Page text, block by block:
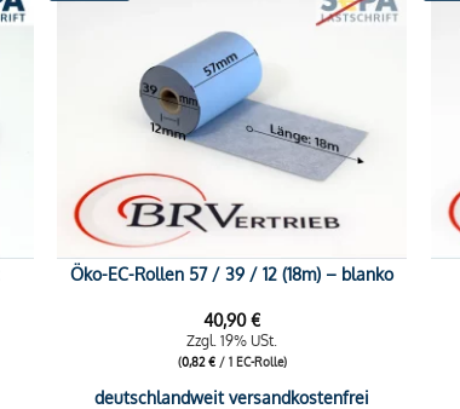
Öko-EC-Rollen 57 / 39 / 12 (18m) – blanko
40,90€
Zzgl. 19% USt.
(0,82€/ 1 EC-Rolle)
deutschlandweit versandkostenfrei